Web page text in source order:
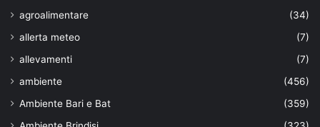
agroalimentare
(34)
allerta meteo
(7)
allevamenti
(7)
ambiente
(456)
Ambiente Bari e Bat
(359)